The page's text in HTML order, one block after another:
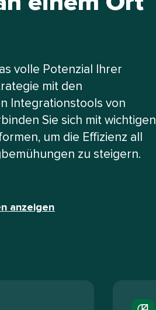
volle Potenzial Ihrer
mit den
Integrationstools von
Sie sich mit wichtigen
um die Effizienz all
zu steigern.​​
anzeigen​​